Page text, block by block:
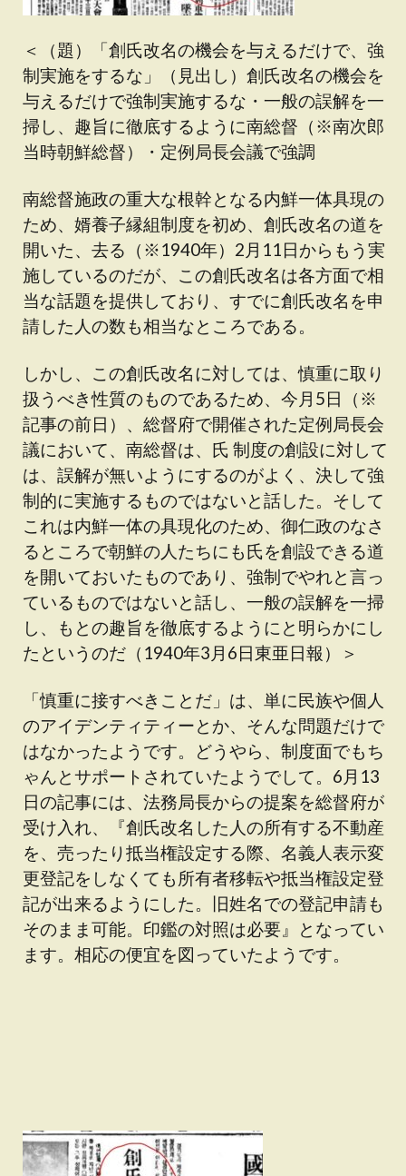
＜（題）「創氏改名の機会を与えるだけで、強
制実施をするな」（見出し）創氏改名の機会を
与えるだけで強制実施するな・一般の誤解を一
掃し、趣旨に徹底するように南総督（※南次郎
当時朝鮮総督）・定例局長会議で強調
南総督施政の重大な根幹となる内鮮一体具現の
ため、婿養子縁組制度を初め、創氏改名の道を
開いた、去る（※1940年）2月11日からもう実
施しているのだが、この創氏改名は各方面で相
当な話題を提供しており、すでに創氏改名を申
請した人の数も相当なところである。
しかし、この創氏改名に対しては、慎重に取り
扱うべき性質のものであるため、今月5日（※
記事の前日）、総督府で開催された定例局長会
議において、南総督は、氏 制度の創設に対して
は、誤解が無いようにするのがよく、決して強
制的に実施するものではないと話した。そして
これは内鮮一体の具現化のため、御仁政のなさ
るところで朝鮮の人たちにも氏を創設できる道
を開いておいたものであり、強制でやれと言っ
ているものではないと話し、一般の誤解を一掃
し、もとの趣旨を徹底するようにと明らかにし
たというのだ（1940年3月6日東亜日報）＞
「慎重に接すべきことだ」は、単に民族や個人
のアイデンティティーとか、そんな問題だけで
はなかったようです。どうやら、制度面でもち
ゃんとサポートされていたようでして。6月13
日の記事には、法務局長からの提案を総督府が
受け入れ、『創氏改名した人の所有する不動産
を、売ったり抵当権設定する際、名義人表示変
更登記をしなくても所有者移転や抵当権設定登
記が出来るようにした。旧姓名での登記申請も
そのまま可能。印鑑の対照は必要』となってい
ます。相応の便宜を図っていたようです。